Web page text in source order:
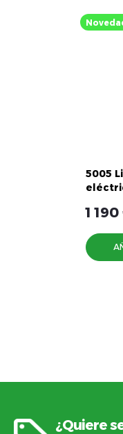
5005
1
¿Quiere